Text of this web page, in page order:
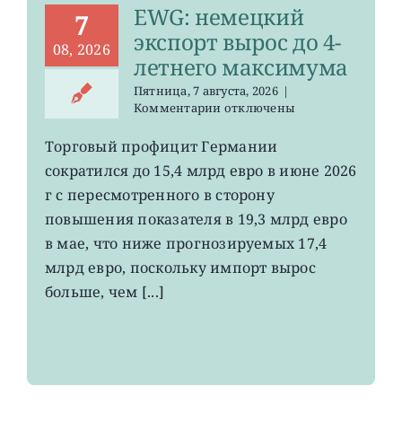
7
08, 2026
EWG: немецкий
экспорт вырос до 4-
летнего максимума
Пятница, 7 августа, 2026 |
Комментариик
EWG:
немецкий
экспорт
вырос
4-
летнего
отключены
Торговый профицит Германии
сократился до 15,4 млрд евро в июне 2026
г с пересмотренного в сторону
повышения показателя в 19,3 млрд евро
в мае, что ниже прогнозируемых 17,4
млрд евро, поскольку импорт вырос
больше, чем [...]